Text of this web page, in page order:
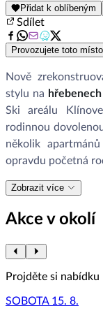
Přidat k oblíbeným
Sdílet
Provozujete toto
Nově
stylu na
Ski areálu
rodinnou
několik
opravdu početná
Zobrazit více
Akce v okolí
Projděte si
SOBOTA 15. 8.